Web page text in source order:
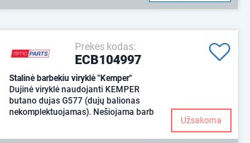
Prekės kodas:
ECB104997
Stalinė barbekiu viryklė "Kemper"
Dujinė viryklė naudojanti KEMPER
butano dujas G577 (dujų balionas
nekomplektuojamas). Nešiojama barb
Užsakoma